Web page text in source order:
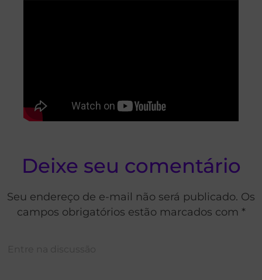
Deixe seu comentário
Seu endereço de e-mail não será publicado. Os
campos obrigatórios estão marcados com *